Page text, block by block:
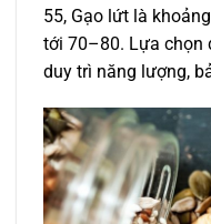
55, Gạo lứt là
tới 70–80. Lựa chọn
duy trì năng lượng,